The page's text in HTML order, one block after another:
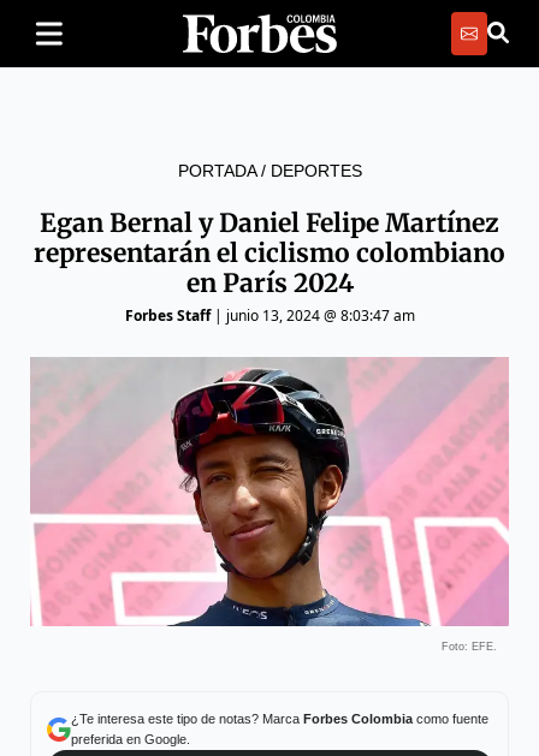
PORTADA/ DEPORTES
Egan Bernal y Daniel Felipe Martínez
representarán el ciclismo colombiano
en París 2024
Forbes Staff| junio 13, 2024 @ 8:03:47 am
Foto: EFE.
¿Te interesa este tipo de notas? Marca Forbes Colombiacomo fuente
preferida en Google.